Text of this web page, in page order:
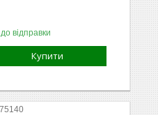
відправки
Купити